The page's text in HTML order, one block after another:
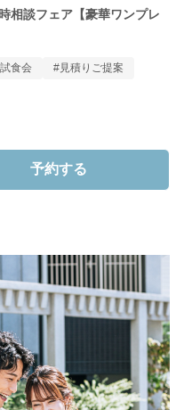
相談フェア【豪華ワンプレ
食会 #見積りご提案
予約する